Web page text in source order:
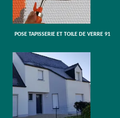
POSE TAPISSERIE ET TOILE DE VERRE 91